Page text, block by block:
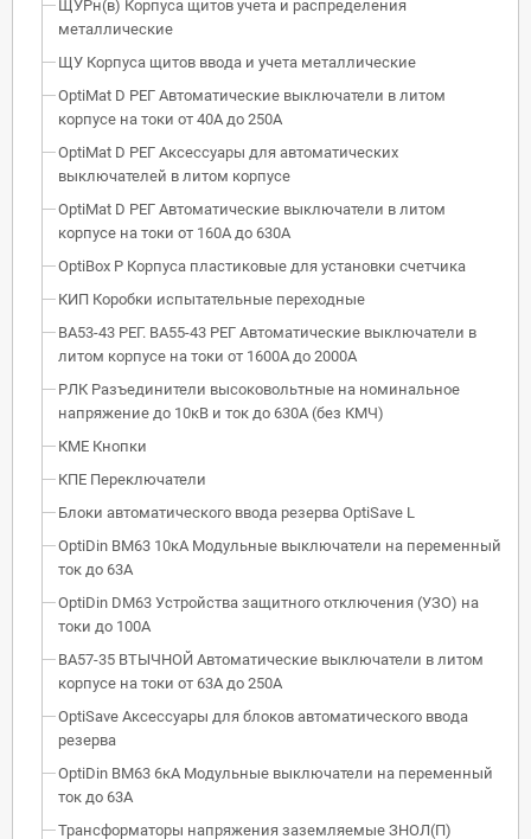
ЩУРн(в) Корпуса щитов учета и распределения
металлические
ЩУ Корпуса щитов ввода и учета металлические
OptiMat D РЕГ Автоматические выключатели в литом
корпусе на токи от 40А до 250А
OptiMat D РЕГ Аксессуары для автоматических
выключателей в литом корпусе
OptiMat D РЕГ Автоматические выключатели в литом
корпусе на токи от 160А до 630А
OptiBox P Корпуса пластиковые для установки счетчика
КИП Коробки испытательные переходные
ВА53-43 РЕГ. ВА55-43 РЕГ Автоматические выключатели в
литом корпусе на токи от 1600А до 2000А
РЛК Разъединители высоковольтные на номинальное
напряжение до 10кВ и ток до 630А (без КМЧ)
КМЕ Кнопки
КПЕ Переключатели
Блоки автоматического ввода резерва OptiSave L
OptiDin BM63 10кА Модульные выключатели на переменный
ток до 63А
OptiDin DM63 Устройства защитного отключения (УЗО) на
токи до 100А
ВА57-35 ВТЫЧНОЙ Автоматические выключатели в литом
корпусе на токи от 63А до 250А
OptiSave Аксессуары для блоков автоматического ввода
резерва
OptiDin BM63 6кА Модульные выключатели на переменный
ток до 63А
Трансформаторы напряжения заземляемые ЗНОЛ(П)